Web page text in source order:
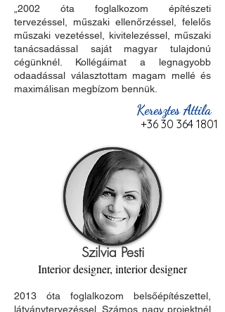
„2002 óta foglalkozom építészeti
tervezéssel, műszaki ellenőrzéssel, felelős
műszaki vezetéssel, kivitelezéssel, műszaki
tanácsadással saját magyar tulajdonú
cégünknél. Kollégáimat a legnagyobb
odaadással választottam magam mellé és
maximálisan megbízom bennük.
Keresztes Attila
+36 30 364 1801
Szilvia Pesti
Interior designer, interior designer
2013 óta foglalkozom belsőépítészettel,
látványtervezéssel. Számos nagy projektnél